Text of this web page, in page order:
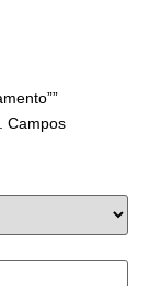
Campos